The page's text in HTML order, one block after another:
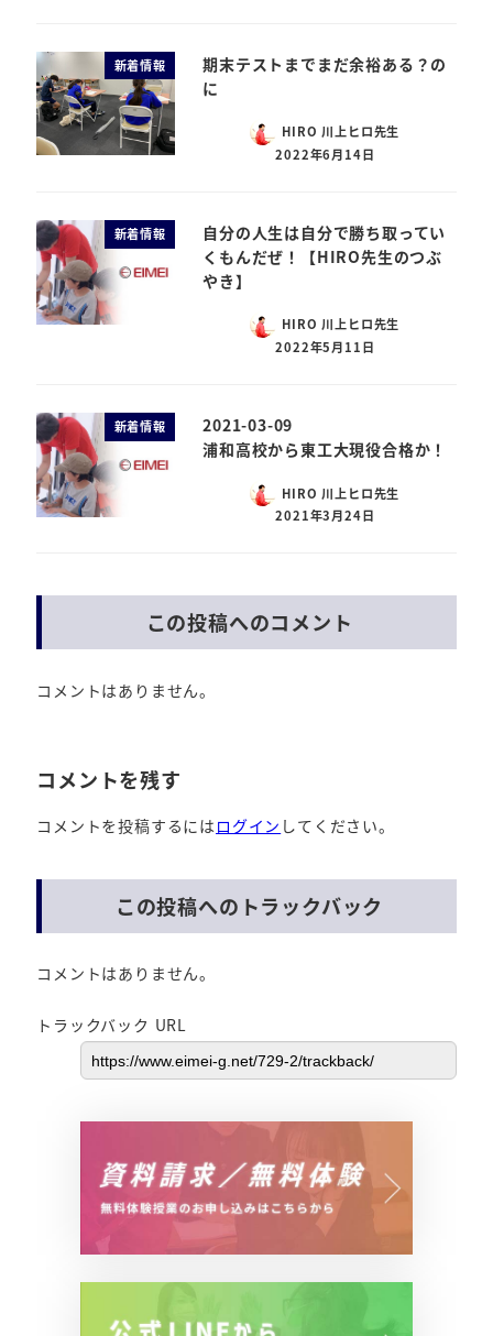
新着情報
期末テストまでまだ余裕ある？の
に
HIRO 川上ヒロ先生
2022年6月14日
新着情報
自分の人生は自分で勝ち取ってい
くもんだぜ！【HIRO先生のつぶ
やき】
HIRO 川上ヒロ先生
2022年5月11日
新着情報
2021-03-09
浦和高校から東工大現役合格か！
HIRO 川上ヒロ先生
2021年3月24日
この投稿へのコメント
コメントはありません。
コメントを残す
コメントを投稿するには ログイン してください。
この投稿へのトラックバック
コメントはありません。
トラックバック URL